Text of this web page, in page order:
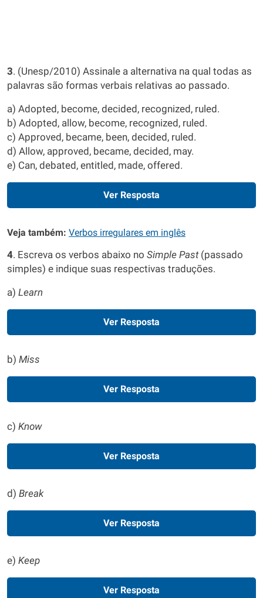
3. (Unesp/2010) Assinale a alternativa na qual todas as
palavras são formas verbais relativas ao passado.
a) Adopted, become, decided, recognized, ruled.
b) Adopted, allow, become, recognized, ruled.
c) Approved, became, been, decided, ruled.
d) Allow, approved, became, decided, may.
e) Can, debated, entitled, made, offered.
Ver Resposta
Veja também: Verbos irregulares em inglês
4. Escreva os verbos abaixo no Simple Past(passado
simples) e indique suas respectivas traduções.
a) Learn
Ver Resposta
b) Miss
Ver Resposta
c) Know
Ver Resposta
d) Break
Ver Resposta
e) Keep
Ver Resposta